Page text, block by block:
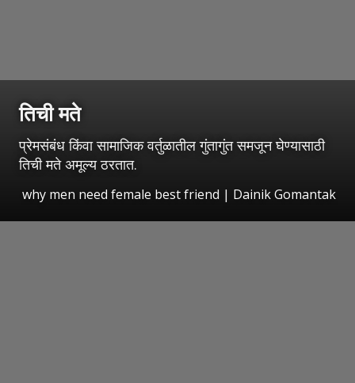
तिची मते
प्रेमसंबंध किंवा सामाजिक वर्तुळातील गुंतागुंत समजून घेण्यासाठी
तिची मते अमूल्य ठरतात.
why men need female best friend | Dainik Gomantak